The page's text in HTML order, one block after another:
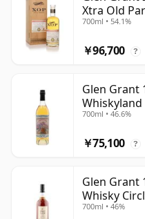
Xtra Old
700ml • 54.1%
￥96,700 ?
Glen Grant
700ml • 46.6%
￥75,100 ?
Glen Grant
Whisky
700ml • 46%